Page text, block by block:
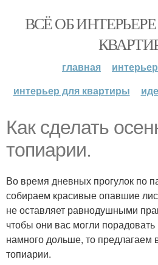
ВСЁ ОБ
главная
интерьер для квартиры
Как сделать
топиарии.
Во время дневных прогулок по
собираем красивые опавшие
не оставляет равнодушными
чтобы они вас могли
намного дольше, то предлагаем
топиарии.